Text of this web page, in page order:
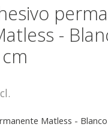
-
Matless -